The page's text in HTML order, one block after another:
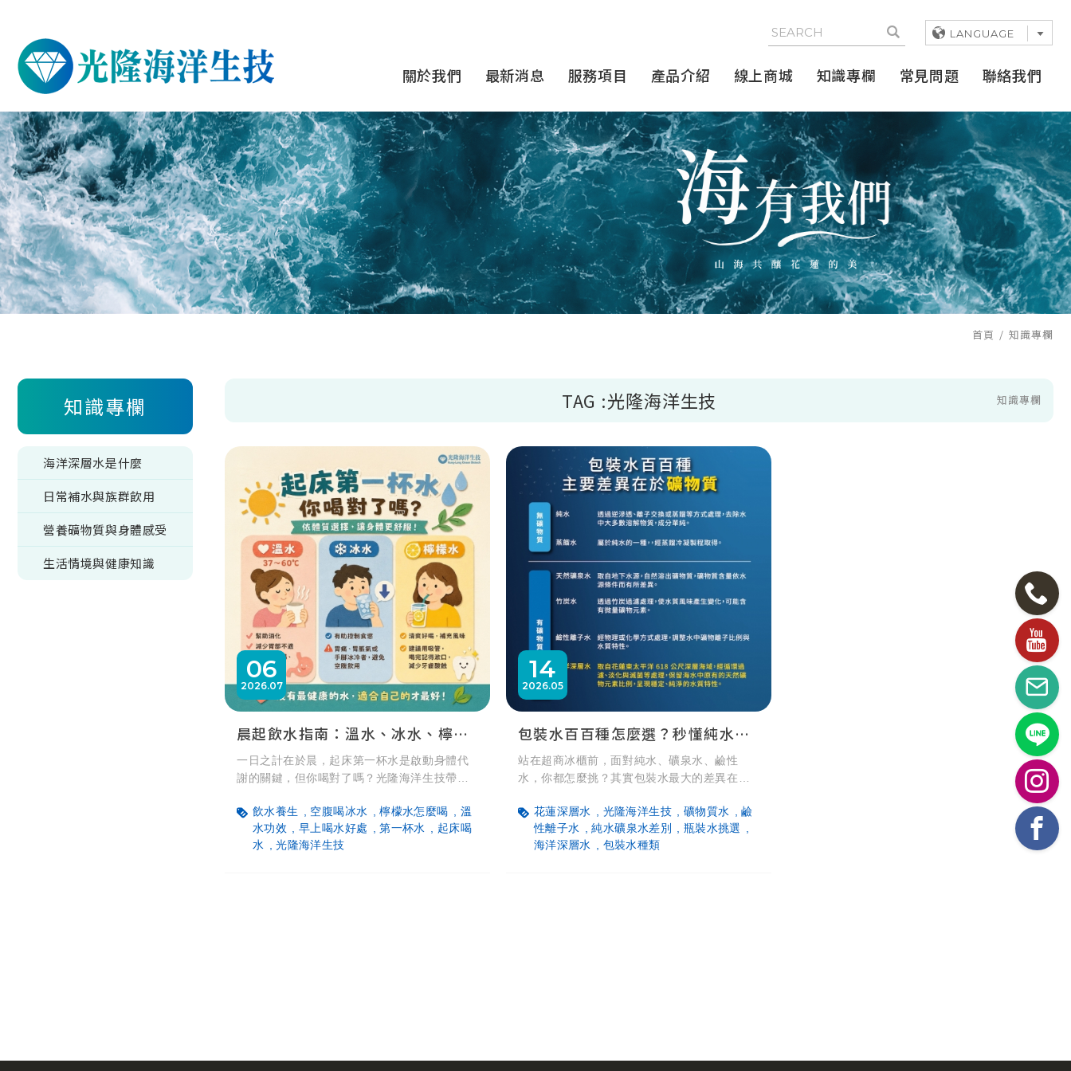
LANGUAGE
關於我們 最新消息 服務項目 產品介紹 線上商城 知識專欄 常見問題 聯絡我們
首頁 知識專欄
知識專欄
海洋深層水是什麼
日常補水與族群飲用
營養礦物質與身體感受
生活情境與健康知識
TAG :光隆海洋生技 知識專欄
06
07
2026
晨起飲水指南：溫水、冰水、檸檬水，哪一種最適合你的體質？
一日之計在於晨，起床第一杯水是啟動身體代
謝的關鍵，但你喝對了嗎？光隆海洋生技帶來
消化、減少胃部不適，最適合長輩與胃敏感
者；冰水雖有助控制食慾，但手腳冰冷者應避
免空腹飲用；清爽的檸檬水能補充風味，但記
飲水養生 空腹喝冰水 檸檬水怎麼喝
溫
水功效
早上喝水好處 第一杯水
起床喝
水
光隆海洋生技
14
05
2026
包裝水百百種怎麼選？秒懂純水、礦泉水與海洋深層水的礦物質差異
站在超商冰櫃前，面對純水、礦泉水、鹼性
水，你都怎麼挑？其實包裝水最大的差異在於
裝水製程與特色，幫身體補充對的水！
花蓮深層水 光隆海洋生技 礦物質水
鹼
性離子水
純水礦泉水差別
瓶裝水挑選
海洋深層水
包裝水種類